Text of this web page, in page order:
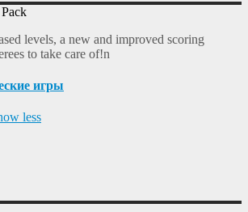
levels, a new and improved scoring
to take care of!n
игры
less